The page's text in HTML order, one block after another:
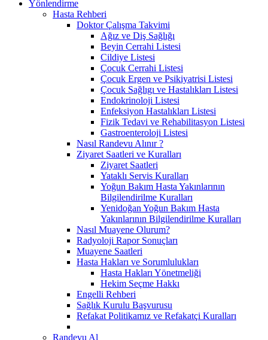
Yönlendirme
Hasta Rehberi
Doktor Çalışma Takvimi
Ağız ve Diş Sağlığı
Beyin Cerrahi Listesi
Cildiye Listesi
Çocuk Cerrahi Listesi
Çocuk Ergen ve Psikiyatrisi Listesi
Çocuk Sağlıgı ve Hastalıkları Listesi
Endokrinoloji Listesi
Enfeksiyon Hastalıkları Listesi
Fizik Tedavi ve Rehabilitasyon Listesi
Gastroenteroloji Listesi
Nasıl Randevu Alınır ?
Ziyaret Saatleri ve Kuralları
Ziyaret Saatleri
Yataklı Servis Kuralları
Yoğun Bakım Hasta Yakınlarının
Bilgilendirilme Kuralları
Yenidoğan Yoğun Bakım Hasta
Yakınlarının Bilgilendirilme Kuralları
Nasıl Muayene Olurum?
Radyoloji Rapor Sonuçları
Muayene Saatleri
Hasta Hakları ve Sorumlulukları
Hasta Hakları Yönetmeliği
Hekim Seçme Hakkı
Engelli Rehberi
Sağlık Kurulu Başvurusu
Refakat Politikamız ve Refakatçi Kuralları
Randevu Al